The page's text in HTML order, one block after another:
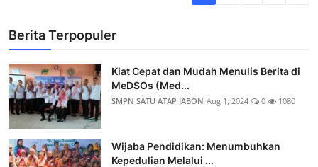
Berita Terpopuler
Kiat Cepat dan Mudah Menulis Berita di
MeDSOs (Med...
SMPN SATU ATAP JABON Aug 1, 2024 0 1080
Wijaba Pendidikan: Menumbuhkan
Kepedulian Melalui ...